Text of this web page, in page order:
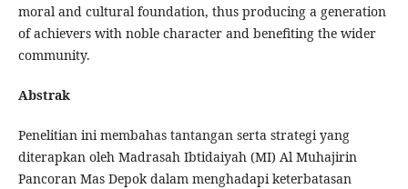
moral and cultural foundation, thus producing a generation
of achievers with noble character and benefiting the wider
community.
Abstrak
Penelitian ini membahas tantangan serta strategi yang
diterapkan oleh Madrasah Ibtidaiyah (MI) Al Muhajirin
Pancoran Mas Depok dalam menghadapi keterbatasan